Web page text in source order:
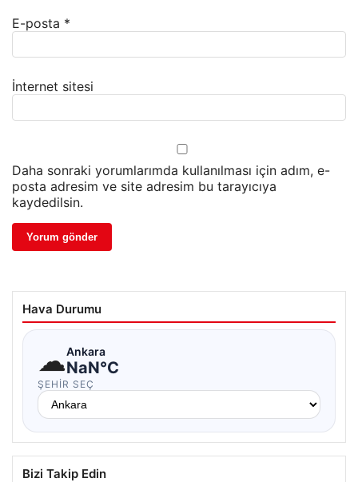
E-posta *
İnternet sitesi
Daha sonraki yorumlarımda kullanılması için adım, e-
posta adresim ve site adresim bu tarayıcıya
kaydedilsin.
Hava Durumu
☁Ankara
NaN°C
ŞEHIR SEÇ
Bizi Takip Edin